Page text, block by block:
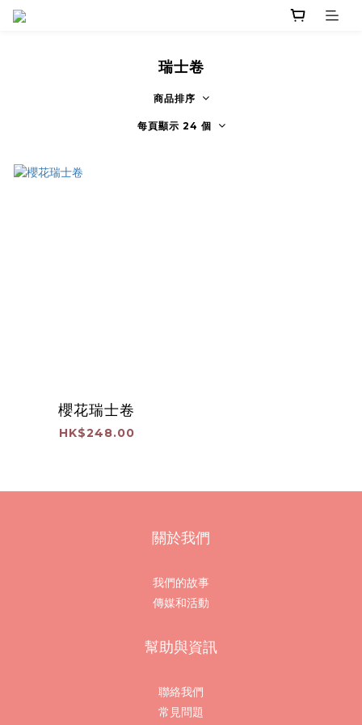
瑞士卷
商品排序
每頁顯示 24 個
櫻花瑞士卷
HK$248.00
關於我們
我們的故事
傳媒和活動
幫助與資訊
聯絡我們
常見問題